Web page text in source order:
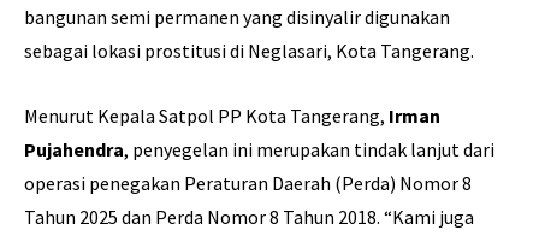
bangunan semi permanen yang disinyalir digunakan
sebagai lokasi prostitusi di Neglasari, Kota Tangerang.
Menurut Kepala Satpol PP Kota Tangerang, Irman
Pujahendra, penyegelan ini merupakan tindak lanjut dari
operasi penegakan Peraturan Daerah (Perda) Nomor 8
Tahun 2025 dan Perda Nomor 8 Tahun 2018. “Kami juga